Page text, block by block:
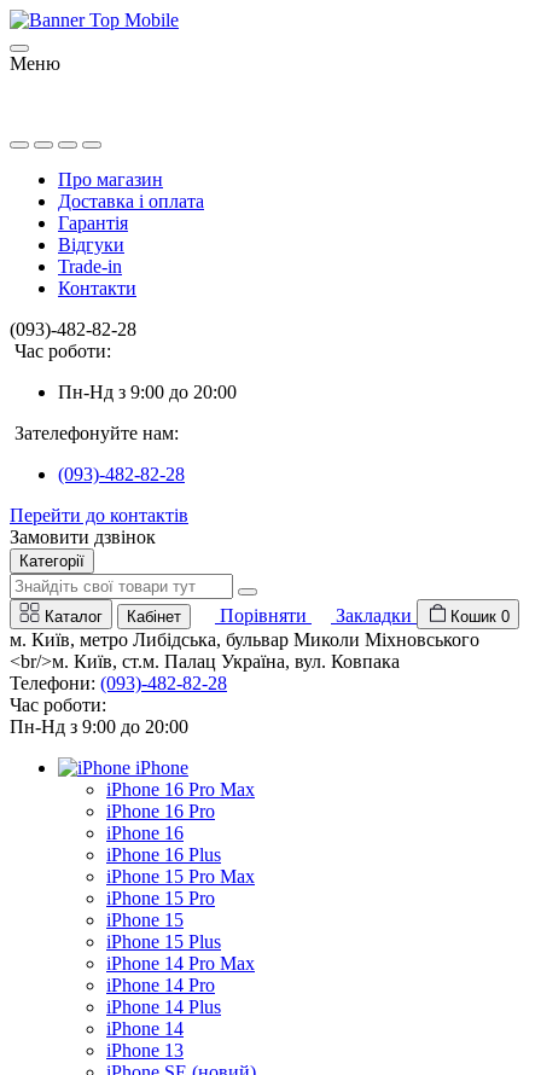
Меню
Про магазин
Доставка і оплата
Гарантія
Відгуки
Trade-in
Контакти
(093)-482-82-28
Час роботи:
Пн-Нд з 9:00 до 20:00
Зателефонуйте нам:
(093)-482-82-28
Перейти до контактів
Замовити дзвінок
Категорії
Каталог Кабінет Порівняти Закладки Кошик 0
м. Київ, метро Либідська, бульвар Миколи Міхновського
<br/>м. Київ, ст.м. Палац Україна, вул. Ковпака
Телефони: (093)-482-82-28
Час роботи:
Пн-Нд з 9:00 до 20:00
iPhone
iPhone 16 Pro Max
iPhone 16 Pro
iPhone 16
iPhone 16 Plus
iPhone 15 Pro Max
iPhone 15 Pro
iPhone 15
iPhone 15 Plus
iPhone 14 Pro Max
iPhone 14 Pro
iPhone 14 Plus
iPhone 14
iPhone 13